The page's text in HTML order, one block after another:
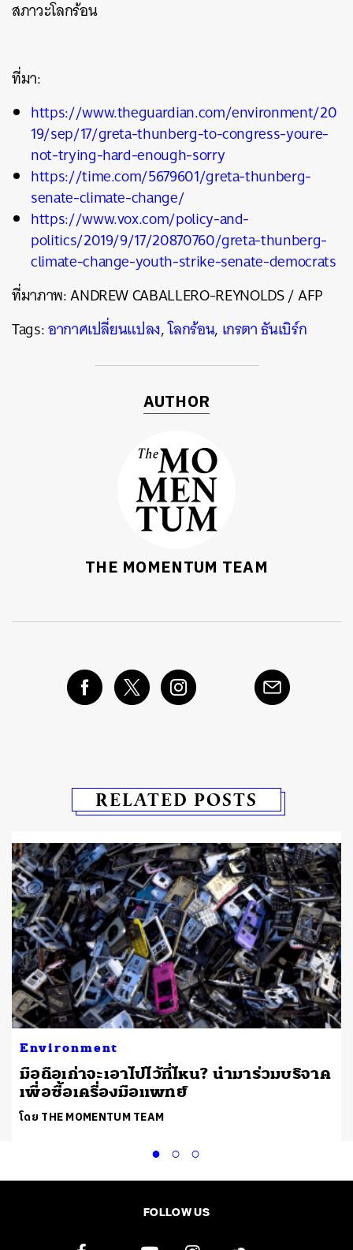
สภาวะโลกร้อน
ที่มา:
https://www.theguardian.com/environment/20
19/sep/17/greta-thunberg-to-congress-youre-
not-trying-hard-enough-sorry
https://time.com/5679601/greta-thunberg-
senate-climate-change/
https://www.vox.com/policy-and-
politics/2019/9/17/20870760/greta-thunberg-
climate-change-youth-strike-senate-democrats
ที่มาภาพ:ANDREW CABALLERO-REYNOLDS / AFP
Tags:อากาศเปลี่ยนแปลง,โลกร้อน, เกรตา ธันเบิร์ก
AUTHOR
THE MOMENTUM TEAM
RELATED POSTS
Environment
มือถือเก่าจะเอาไปไว้ที่ไหน? นำมาร่วมบริจาค
เพื่อซื้อเครื่องมือแพทย์
โดย THE MOMENTUM TEAM
FOLLOW US